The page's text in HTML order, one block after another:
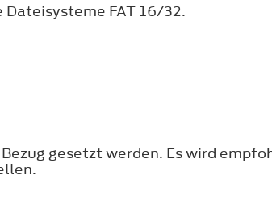
FAT 16/32.
gesetzt werden. Es wird